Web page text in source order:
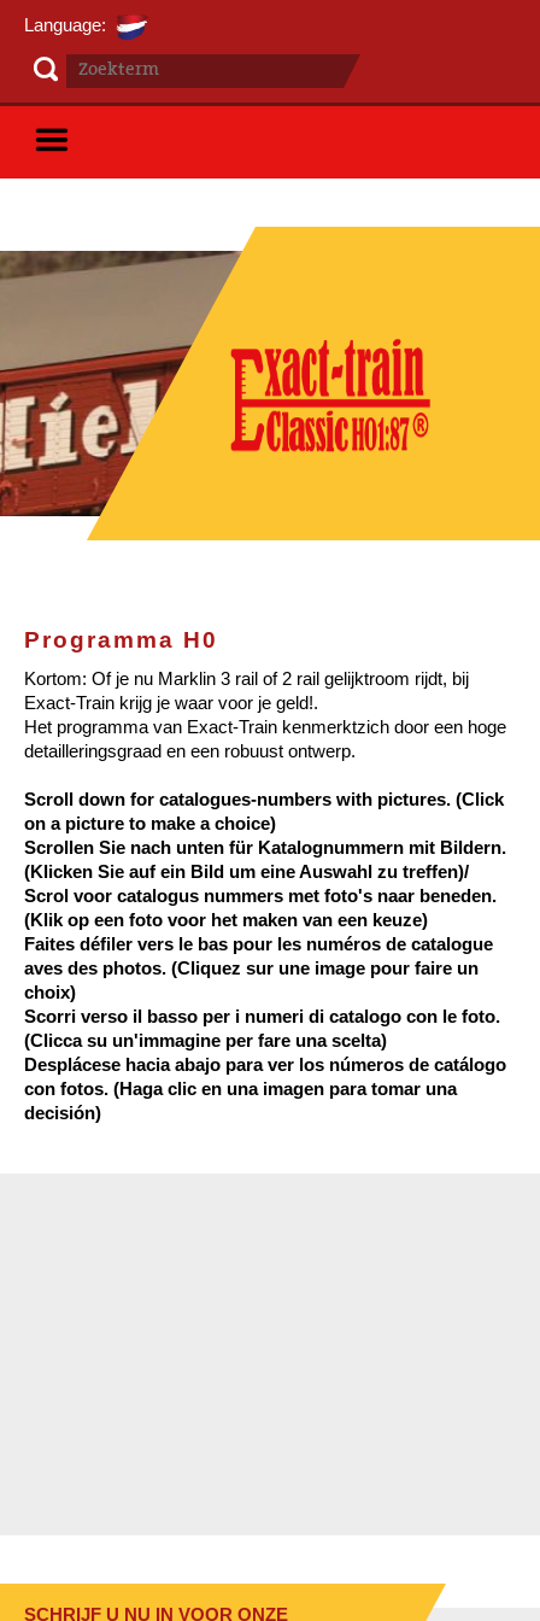
Language:
Programma H0
Kortom: Of je nu Marklin 3 rail of 2 rail gelijktroom rijdt, bij
Exact-Train krijg je waar voor je geld!.
Het programma van Exact-Train kenmerktzich door een hoge
detailleringsgraad en een robuust ontwerp.
Scroll down for catalogues-numbers with pictures. (Click
on a picture to make a choice)
Scrollen Sie nach unten für Katalognummern mit Bildern.
(Klicken Sie auf ein Bild um eine Auswahl zu treffen)/
Scrol voor catalogus nummers met foto's naar beneden.
(Klik op een foto voor het maken van een keuze)
Faites défiler vers le bas pour les numéros de catalogue
aves des photos. (Cliquez sur une image pour faire un
choix)
Scorri verso il basso per i numeri di catalogo con le foto.
(Clicca su un'immagine per fare una scelta)
Desplácese hacia abajo para ver los números de catálogo
con fotos. (Haga clic en una imagen para tomar una
decisión)
SCHRIJF U NU IN VOOR ONZE